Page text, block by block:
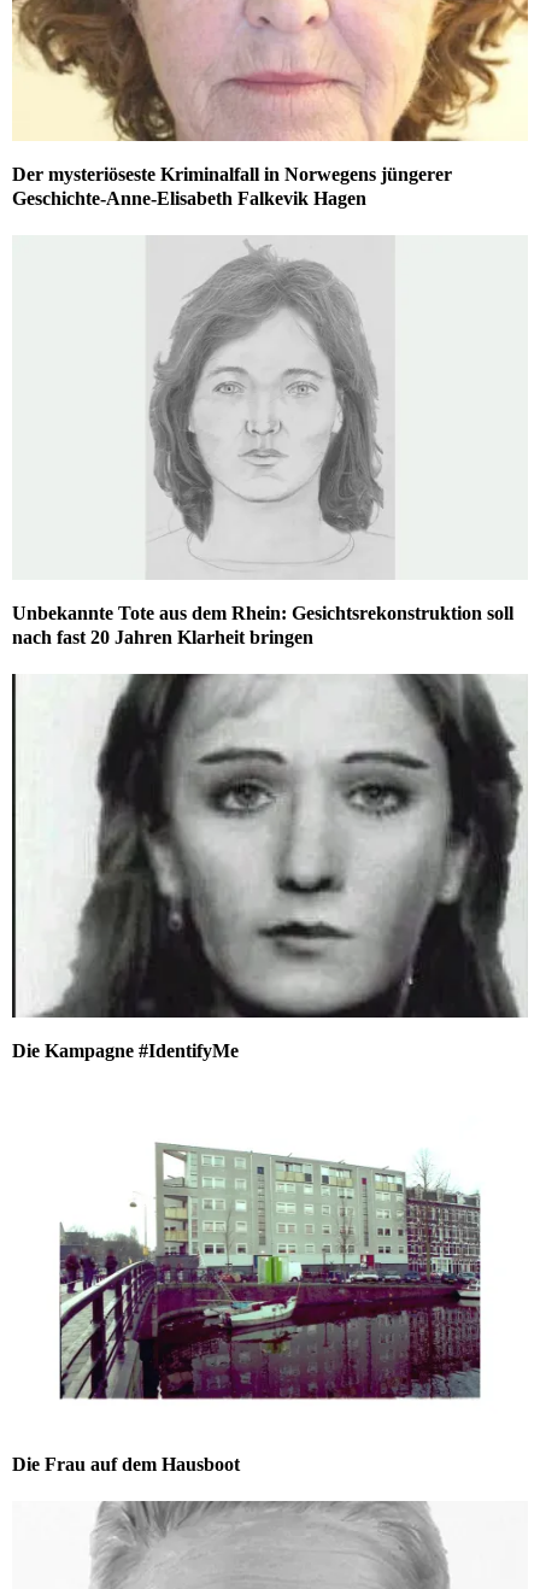
Der mysteriöseste Kriminalfall in Norwegens jüngerer
Geschichte-Anne-Elisabeth Falkevik Hagen
Unbekannte Tote aus dem Rhein: Gesichtsrekonstruktion soll
nach fast 20 Jahren Klarheit bringen
Die Kampagne #IdentifyMe
Die Frau auf dem Hausboot